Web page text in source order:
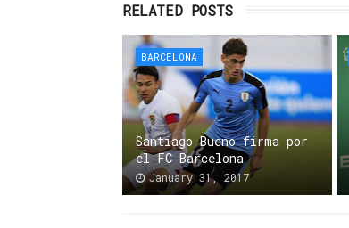
RELATED POSTS
BARCELONA
Santiago Bueno firma por
el FC Barcelona
January 31, 2017